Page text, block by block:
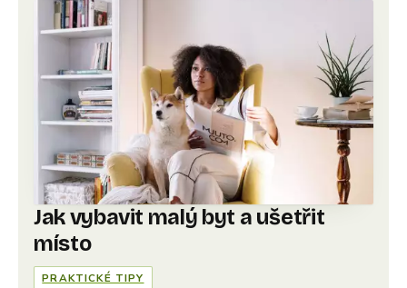
Jak vybavit malý byt a ušetřit
místo
PRAKTICKÉ TIPY